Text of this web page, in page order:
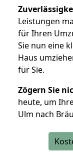
Leistungen
für Ihren
Sie nun eine
Haus
für Sie.
Zögern Sie
heute, um
Ulm nach